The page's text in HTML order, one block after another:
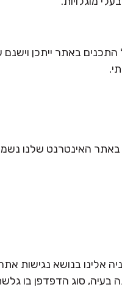
באתר ייתכן
האינטרנט שלנו
אלינו בנושא נגישות
בעיה, סוג הדפדפן בו